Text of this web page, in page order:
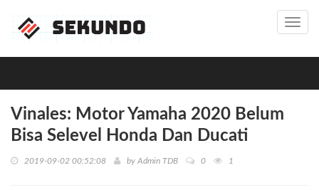
Vinales: Motor Yamaha 2020 Belum
Bisa Selevel Honda Dan Ducati
2019-09-02 00:52:08 by Admin TDB 0 1